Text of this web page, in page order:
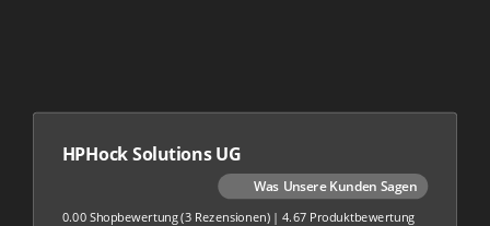
HPHock Solutions UG
Was Unsere Kunden Sagen
0.00 Shopbewertung(3 Rezensionen)| 4.67 Produktbewertung